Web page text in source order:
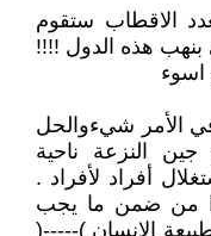
الاقطاب ستقوم
بنهب هذه الدول !!!!
اسوء
الأمر شيءوالحل
النزعة ناحية
أفراد لأفراد .
من ضمن ما يجب
الإنسان )-----(